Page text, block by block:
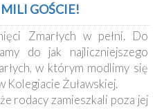
GOŚCIE!
Zmarłych w pełni. Do
do jak najliczniejszego
w którym modlimy się
Kolegiacie Żuławskiej.
rodacy zamieszkali poza jej